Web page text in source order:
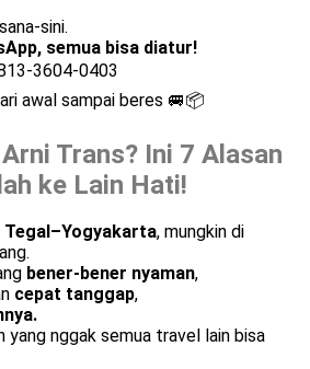
sini.
semua bisa diatur!
3604-0403
awal sampai beres 🚐📦
Trans? Ini 7 Alasan
ke Lain Hati!
, mungkin di
bener-bener nyaman,
cepat tanggap,
yang nggak semua travel lain bisa